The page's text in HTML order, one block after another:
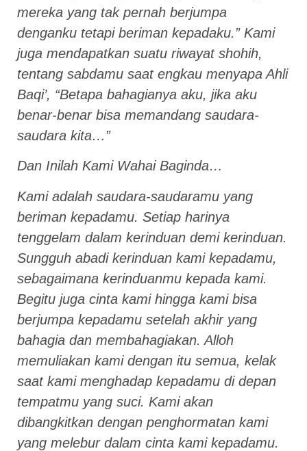
mereka yang tak pernah berjumpa
denganku tetapi beriman kepadaku.” Kami
juga mendapatkan suatu riwayat shohih,
tentang sabdamu saat engkau menyapa Ahli
Baqi’, “Betapa bahagianya aku, jika aku
benar-benar bisa memandang saudara-
saudara kita…”
Dan Inilah Kami Wahai Baginda…
Kami adalah saudara-saudaramu yang
beriman kepadamu. Setiap harinya
tenggelam dalam kerinduan demi kerinduan.
Sungguh abadi kerinduan kami kepadamu,
sebagaimana kerinduanmu kepada kami.
Begitu juga cinta kami hingga kami bisa
berjumpa kepadamu setelah akhir yang
bahagia dan membahagiakan. Alloh
memuliakan kami dengan itu semua, kelak
saat kami menghadap kepadamu di depan
tempatmu yang suci. Kami akan
dibangkitkan dengan penghormatan kami
yang melebur dalam cinta kami kepadamu.